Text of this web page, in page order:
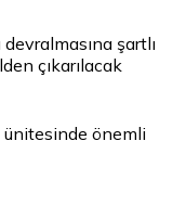
şartlı
çıkarılacak
önemli